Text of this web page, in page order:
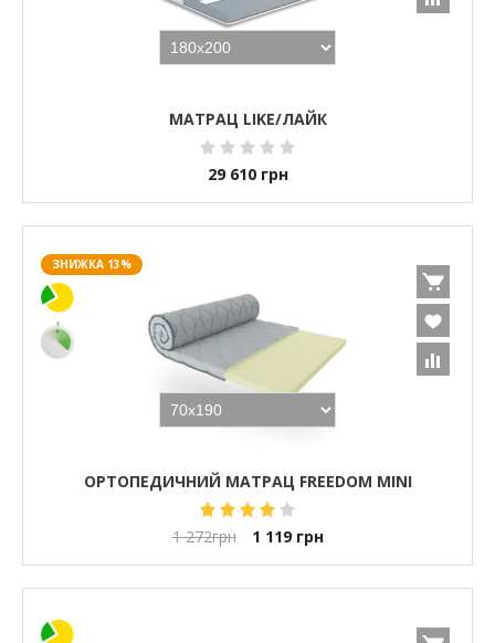
МАТРАЦ LIKE/ЛАЙК
29 610 грн
ЗНИЖКА 13%
ОРТОПЕДИЧНИЙ МАТРАЦ FREEDOM MINI
1 272грн 1 119 грн